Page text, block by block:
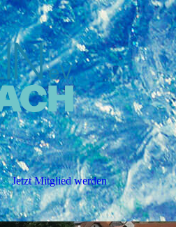
Jetzt Mitglied werden